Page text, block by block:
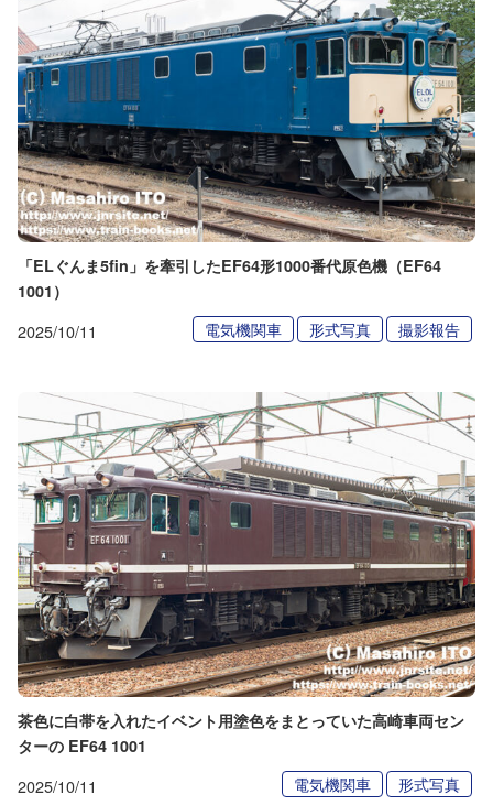
「ELぐんま5fin」を牽引したEF64形1000番代原色機（EF64
1001）
2025/10/11 電気機関車 形式写真 撮影報告
茶色に白帯を入れたイベント用塗色をまとっていた高崎車両セン
ターの EF64 1001
2025/10/11 電気機関車 形式写真